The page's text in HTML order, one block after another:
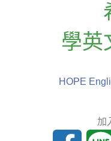
學英
HOPE
加